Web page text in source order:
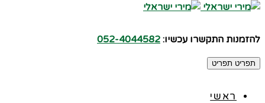
להזמנות התקשרו עכשיו: 052-4044582
תפריט תפריט
ראשי